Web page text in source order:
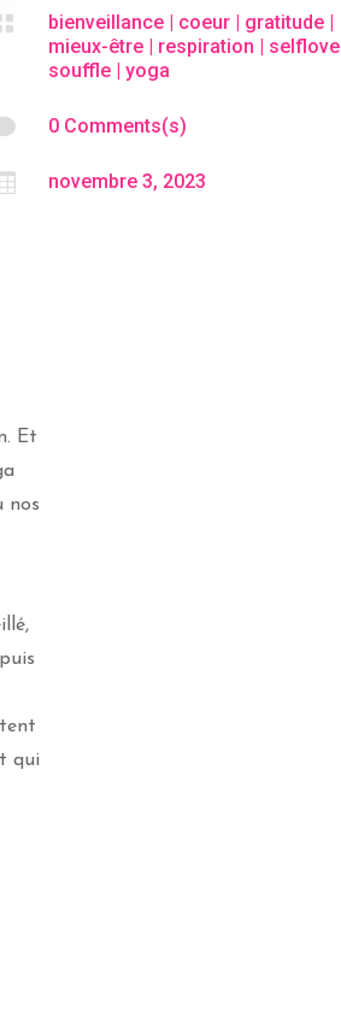
bienveillance | coeur | gratitude |
mieux-être | respiration | selflove
souffle |yoga
0 Comments(s)
novembre 3, 2023
Et
nos
qui